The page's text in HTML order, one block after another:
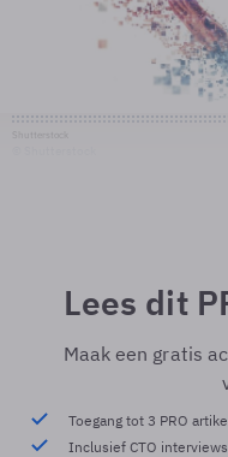
Lees dit
Maak een gratis
Toegang tot 3 PRO
Inclusief CTO